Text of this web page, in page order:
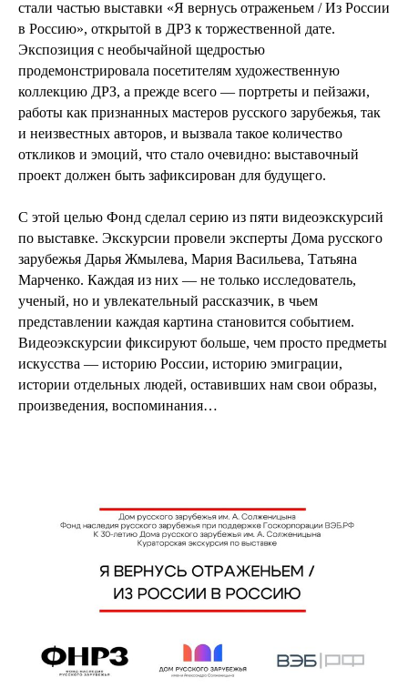
стали частью выставки «Я вернусь отраженьем / Из России
в Россию», открытой в ДРЗ к торжественной дате.
Экспозиция с необычайной щедростью
продемонстрировала посетителям художественную
коллекцию ДРЗ, а прежде всего — портреты и пейзажи,
работы как признанных мастеров русского зарубежья, так
и неизвестных авторов, и вызвала такое количество
откликов и эмоций, что стало очевидно: выставочный
проект должен быть зафиксирован для будущего.
С этой целью Фонд сделал серию из пяти видеоэкскурсий
по выставке. Экскурсии провели эксперты Дома русского
зарубежья Дарья Жмылева, Мария Васильева, Татьяна
Марченко. Каждая из них — не только исследователь,
ученый, но и увлекательный рассказчик, в чьем
представлении каждая картина становится событием.
Видеоэкскурсии фиксируют больше, чем просто предметы
искусства — историю России, историю эмиграции,
истории отдельных людей, оставивших нам свои образы,
произведения, воспоминания…